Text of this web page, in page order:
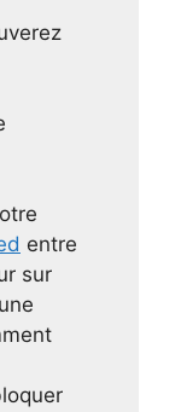
entre
sur